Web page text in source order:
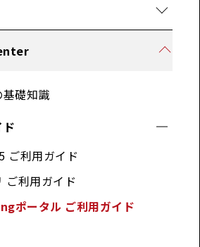
礎知識
ご利用ガイド
ご利用ガイド
ポータル ご利用ガイド